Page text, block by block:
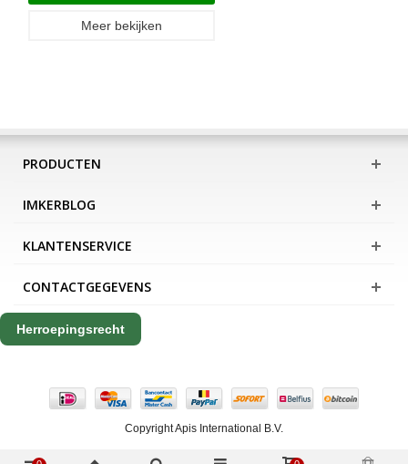
Meer bekijken
PRODUCTEN
IMKERBLOG
KLANTENSERVICE
CONTACTGEGEVENS
Herroepingsrecht
Copyright Apis International B.V.